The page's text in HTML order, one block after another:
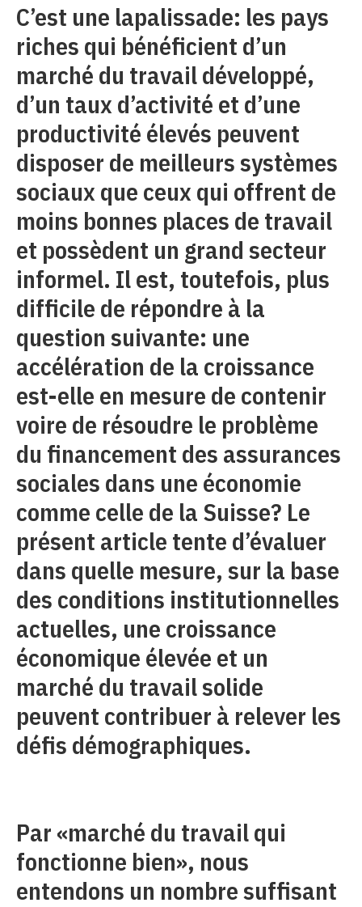
C’est une lapalissade: les pays
riches qui bénéficient d’un
marché du travail développé,
d’un taux d’activité et d’une
productivité élevés peuvent
disposer de meilleurs systèmes
sociaux que ceux qui offrent de
moins bonnes places de travail
et possèdent un grand secteur
informel. Il est, toutefois, plus
difficile de répondre à la
question suivante: une
accélération de la croissance
est-elle en mesure de contenir
voire de résoudre le problème
du financement des assurances
sociales dans une économie
comme celle de la Suisse? Le
présent article tente d’évaluer
dans quelle mesure, sur la base
des conditions institutionnelles
actuelles, une croissance
économique élevée et un
marché du travail solide
peuvent contribuer à relever les
défis démographiques.
Par «marché du travail qui
fonctionne bien», nous
entendons un nombre suffisant